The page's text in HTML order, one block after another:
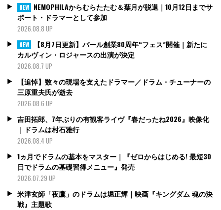
NEW NEMOPHILAからむらたたむ＆葉月が脱退｜10月12日までサ
ポート・ドラマーとして参加
2026.08.8 UP
NEW
【8月7日更新】パール創業80周年“フェス”開催｜新たに
カルヴィン・ロジャースの出演が決定
2026.08.7 UP
【追悼】数々の現場を支えたドラマー／ドラム・チューナーの
三原重夫氏が逝去
2026.08.6 UP
吉田拓郎、7年ぶりの有観客ライヴ『春だったね2026』映像化
｜ドラムは村石雅行
2026.08.4 UP
1ヵ月でドラムの基本をマスター｜『ゼロからはじめる! 最短30
日でドラムの基礎習得メニュー』発売
2026.07.29 UP
米津玄師「夜鷹」のドラムは堀正輝｜映画『キングダム 魂の決
戦』主題歌